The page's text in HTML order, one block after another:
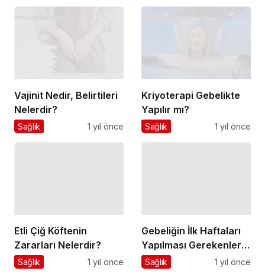
Vajinit Nedir, Belirtileri
Nelerdir?
Sağlık 1 yıl önce
Kriyoterapi Gebelikte
Yapılır mı?
Sağlık 1 yıl önce
Etli Çiğ Köftenin
Zararları Nelerdir?
Sağlık 1 yıl önce
Gebeliğin İlk Haftaları
Yapılması Gerekenler
Nelerdir?
Sağlık 1 yıl önce